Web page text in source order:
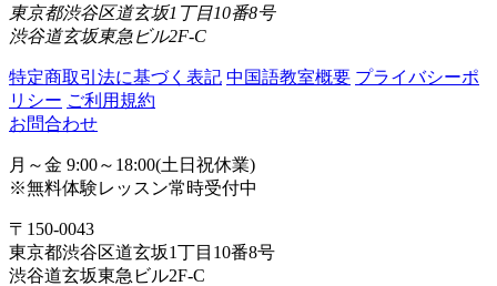
東京都渋谷区道玄坂1丁目10番8号
渋谷道玄坂東急ビル2F-C
特定商取引法に基づく表記 中国語教室概要 プライバシーポ
リシー ご利用規約
お問合わせ
月～金 9:00～18:00(土日祝休業)
※無料体験レッスン常時受付中
〒150-0043
東京都渋谷区道玄坂1丁目10番8号
渋谷道玄坂東急ビル2F-C